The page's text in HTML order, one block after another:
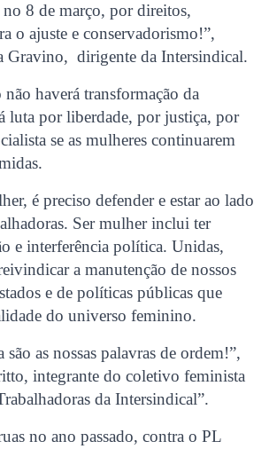
no 8 de março, por direitos,
o ajuste e conservadorismo!”,
Gravino, dirigente da Intersindical.
haverá transformação da
luta por liberdade, por justiça, por
se as mulheres continuarem
é preciso defender e estar ao lado
Ser mulher inclui ter
e interferência política. Unidas,
a manutenção de nossos
e de políticas públicas que
do universo feminino.
são as nossas palavras de ordem!”,
integrante do coletivo feminista
da Intersindical”.
no ano passado, contra o PL